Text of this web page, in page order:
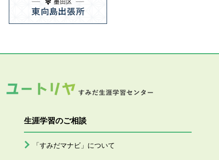
生涯学習のご相談
「すみだマナビ」について